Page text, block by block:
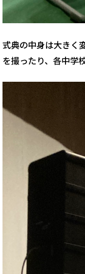
式典の中身は大きく
を撮ったり、各中学